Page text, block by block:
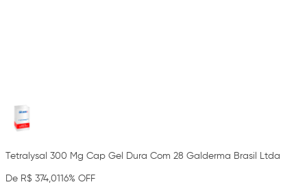
Tetralysal 300 Mg Cap Gel Dura Com 28 Galderma Brasil Ltda
De R$ 374,0116% OFF